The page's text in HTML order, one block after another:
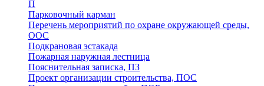
П
Парковочный карман
Перечень мероприятий по охране окружающей среды,
ООС
Подкрановая эстакада
Пожарная наружная лестница
Пояснительная записка, ПЗ
Проект организации строительства, ПОС